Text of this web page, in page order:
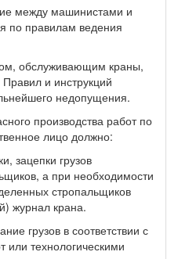
между машинистами и
по правилам ведения
обслуживающим краны,
и инструкций
недопущения.
производства работ по
лицо должно:
зацепки грузов
а при необходимости
стропальщиков
журнал крана.
грузов в соответствии с
или технологическими